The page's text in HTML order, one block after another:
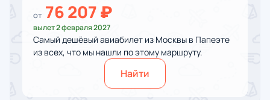
от 76 207 ₽
вылет 2 февраля 2027
Самый дешёвый авиабилет из Москвы в Папеэте
из всех, что мы нашли по этому маршруту.
Найти